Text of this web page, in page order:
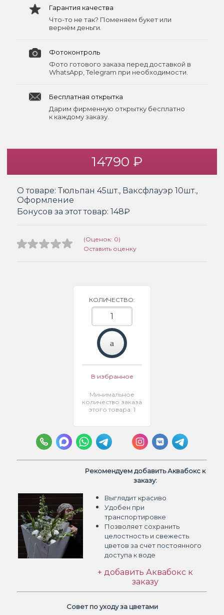
Гарантия качества
Что-то не так? Поменяем букет или
вернём деньги.
Фотоконтроль
Фото готового заказа перед доставкой в
WhatsApp, Telegram при необходимости.
Бесплатная открытка
Дарим фирменную открытку бесплатно
к каждому заказу.
14790 ₽
О товаре: Тюльпан 45шт., Ваксфлауэр 10шт.,
Оформление
Бонусов за этот товар: 148₽
(Оценок: 0)
Оставить оценку
КОЛИЧЕСТВО:
В избранное
Минимальное
количество заказа
этого товара: 1
Рекомендуем добавить Аквабокс к
заказу:
Выглядит красиво
Удобен при
транспортировке
Позволяет сохранить
целостность и свежесть
цветов за счет постоянного
доступа к воде
+ добавить Аквабокс к
заказу
Совет по уходу за цветами